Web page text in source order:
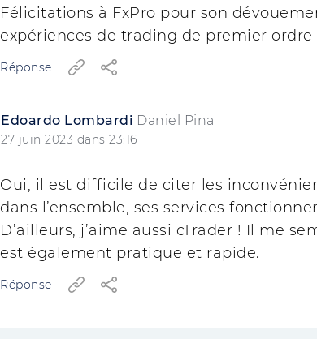
Edoardo Lombardi Daniel Pina
27 juin 2023 dans 23:16
Oui, il est difficile de citer les
dans l’ensemble, ses services
D’ailleurs, j’aime aussi cTrader ! Il me
est également pratique et rapide.
Réponse
Félicitations à FxPro pour son
expériences de trading de premier ordre
Réponse